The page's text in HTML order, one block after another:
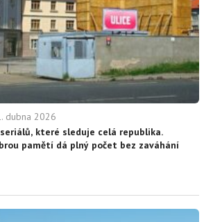
dubna 2026
které sleduje celá republika.
pamětí dá plný počet bez zaváhání